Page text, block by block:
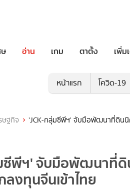
อ่าน เกม ตาตั้ง เพิ่ม
หน้าแรก โควิด-19
ษฐกิจ 'JCK-กลุ่มซีพีฯ' จับมือพัฒนาที่ดินนิ
ซีพีฯ' จับมือพัฒนาที่ดิ
งทุนจีนเข้าไทย